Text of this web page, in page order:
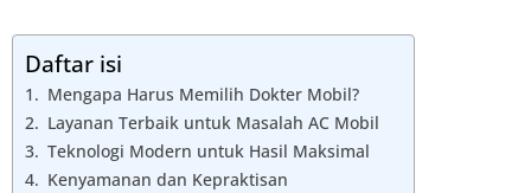
Daftar isi
Mengapa Harus Memilih Dokter Mobil?
Layanan Terbaik untuk Masalah AC Mobil
Teknologi Modern untuk Hasil Maksimal
Kenyamanan dan Kepraktisan